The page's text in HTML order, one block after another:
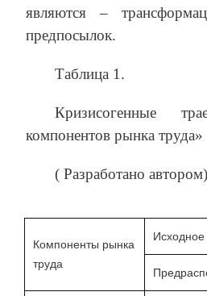
являются –
предпосылок.
Таблица 1.
Кризисогенные
компонентов рынка труда»
( Разработано автором)
Компоненты рынка
труда
Исходное